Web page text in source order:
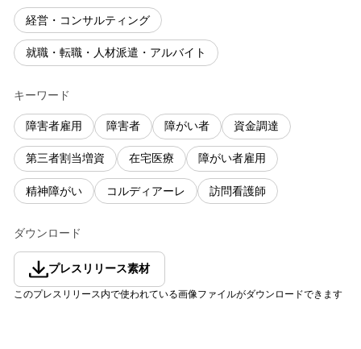
経営・コンサルティング
就職・転職・人材派遣・アルバイト
キーワード
障害者雇用 障害者 障がい者 資金調達
第三者割当増資 在宅医療 障がい者雇用
精神障がい コルディアーレ 訪問看護師
ダウンロード
プレスリリース素材
このプレスリリース内で使われている画像ファイルがダウンロードできます